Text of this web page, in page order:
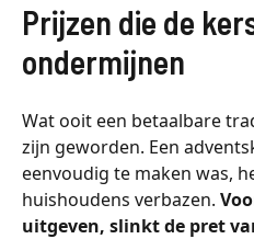
Prijzen die de
ondermijnen
Wat ooit een betaalbare
zijn geworden. Een
eenvoudig te maken was,
huishoudens verbazen.
uitgeven, slinkt de pret